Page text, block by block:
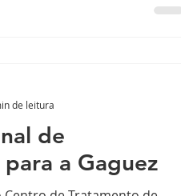
de
a Gaguez
de leitura